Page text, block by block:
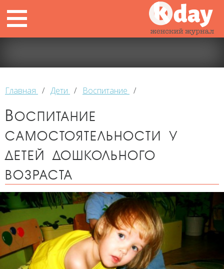
Главная / Дети / Воспитание /
Воспитание
самостоятельности у
детей дошкольного
возраста